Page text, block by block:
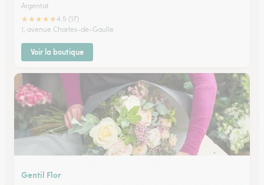
Argentat
★★★★★4.5 (17)
1, avenue Charles-de-Gaulle
Voir la boutique
Gentil Flor